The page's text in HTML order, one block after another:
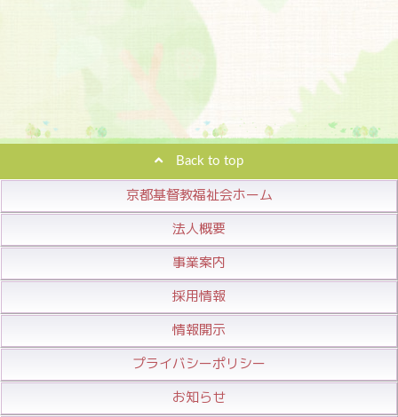
Back to top
京都基督教福祉会ホーム
法人概要
事業案内
採用情報
情報開示
プライバシーポリシー
お知らせ